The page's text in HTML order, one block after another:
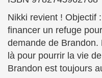
Nikki revient ! Objectif
financer un refuge
demande de
là pour pourrir la vie
Brandon est toujours